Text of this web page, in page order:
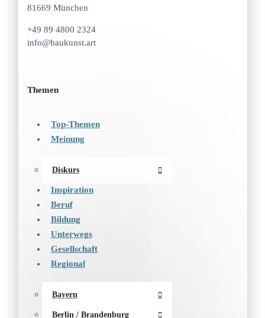
81669 München
+49 89 4800 2324
info@baukunst.art
Themen
Top-Themen
Meinung
Diskurs
Inspiration
Beruf
Bildung
Unterwegs
Gesellschaft
Regional
Bayern
Berlin / Brandenburg